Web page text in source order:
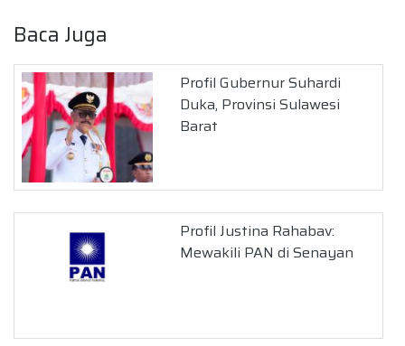
Baca Juga
Profil Gubernur Suhardi
Duka, Provinsi Sulawesi
Barat
Profil Justina Rahabav:
Mewakili PAN di Senayan